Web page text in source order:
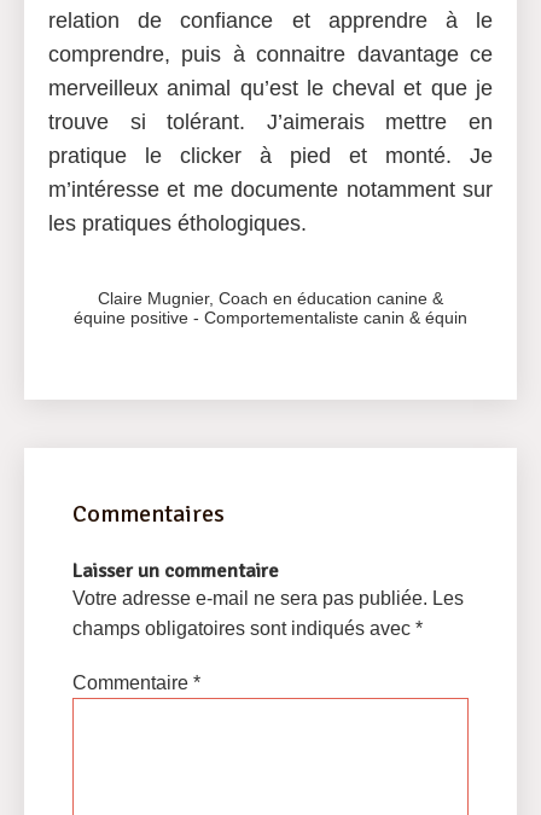
relation de confiance et apprendre à le
comprendre, puis à connaitre davantage ce
merveilleux animal qu’est le cheval et que je
trouve si tolérant. J’aimerais mettre en
pratique le clicker à pied et monté. Je
m’intéresse et me documente notamment sur
les pratiques éthologiques.
Claire Mugnier, Coach en éducation canine &
équine positive - Comportementaliste canin & équin
Commentaires
Laisser un commentaire
Votre adresse e-mail ne sera pas publiée. Les
champs obligatoires sont indiqués avec *
Commentaire *